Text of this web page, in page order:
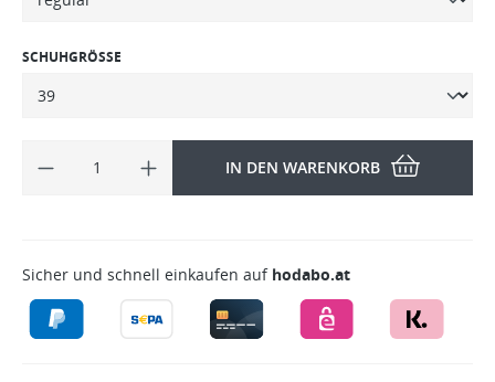
SCHUHGRÖSSE
IN DEN WARENKORB
Sicher und schnell einkaufen auf hodabo.at